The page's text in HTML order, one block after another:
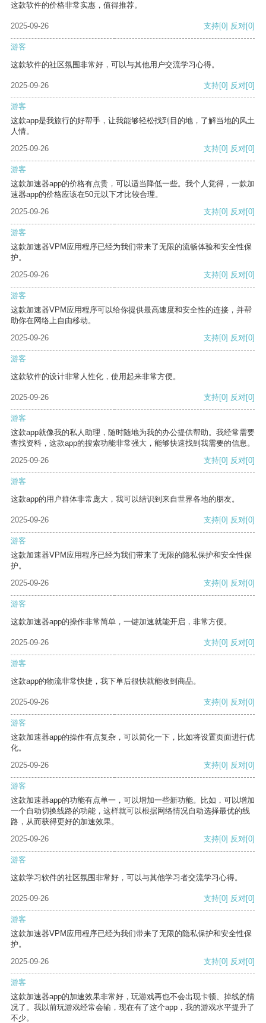
这款软件的价格非常实惠，值得推荐。
2025-09-26 支持[0] 反对[0]
游客
这款软件的社区氛围非常好，可以与其他用户交流学习心得。
2025-09-26 支持[0] 反对[0]
游客
这款app是我旅行的好帮手，让我能够轻松找到目的地，了解当地的风土
人情。
2025-09-26
支持[0] 反对[0]
游客
这款加速器app的价格有点贵，可以适当降低一些。我个人觉得，一款加
速器app的价格应该在50元以下才比较合理。
2025-09-26
支持[0] 反对[0]
游客
这款加速器VPM应用程序已经为我们带来了无限的流畅体验和安全性保
护。
2025-09-26
支持[0] 反对[0]
游客
这款加速器VPM应用程序可以给你提供最高速度和安全性的连接，并帮
助你在网络上自由移动。
2025-09-26
支持[0] 反对[0]
游客
这款软件的设计非常人性化，使用起来非常方便。
2025-09-26 支持[0] 反对[0]
游客
这款app就像我的私人助理，随时随地为我的办公提供帮助。我经常需要
查找资料，这款app的搜索功能非常强大，能够快速找到我需要的信息。
2025-09-26
支持[0] 反对[0]
游客
这款app的用户群体非常庞大，我可以结识到来自世界各地的朋友。
2025-09-26 支持[0] 反对[0]
游客
这款加速器VPM应用程序已经为我们带来了无限的隐私保护和安全性保
护。
2025-09-26
支持[0] 反对[0]
游客
这款加速器app的操作非常简单，一键加速就能开启，非常方便。
2025-09-26 支持[0] 反对[0]
游客
这款app的物流非常快捷，我下单后很快就能收到商品。
2025-09-26 支持[0] 反对[0]
游客
这款加速器app的操作有点复杂，可以简化一下，比如将设置页面进行优
化。
2025-09-26
支持[0] 反对[0]
游客
这款加速器app的功能有点单一，可以增加一些新功能。比如，可以增加
一个自动切换线路的功能，这样就可以根据网络情况自动选择最优的线
路，从而获得更好的加速效果。
2025-09-26
支持[0] 反对[0]
游客
这款学习软件的社区氛围非常好，可以与其他学习者交流学习心得。
2025-09-26 支持[0] 反对[0]
游客
这款加速器VPM应用程序已经为我们带来了无限的隐私保护和安全性保
护。
2025-09-26
支持[0] 反对[0]
游客
这款加速器app的加速效果非常好，玩游戏再也不会出现卡顿、掉线的情
况了。我以前玩游戏经常会输，现在有了这个app，我的游戏水平提升了
不少。